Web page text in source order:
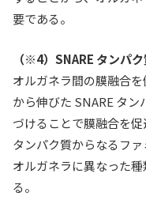
要である。
（※4）SNARE タンパ
オルガネラ間の膜融合
から伸びた SNARE タ
づけることで膜融合を
タンパク質からなるフ
オルガネラに異なった
る。